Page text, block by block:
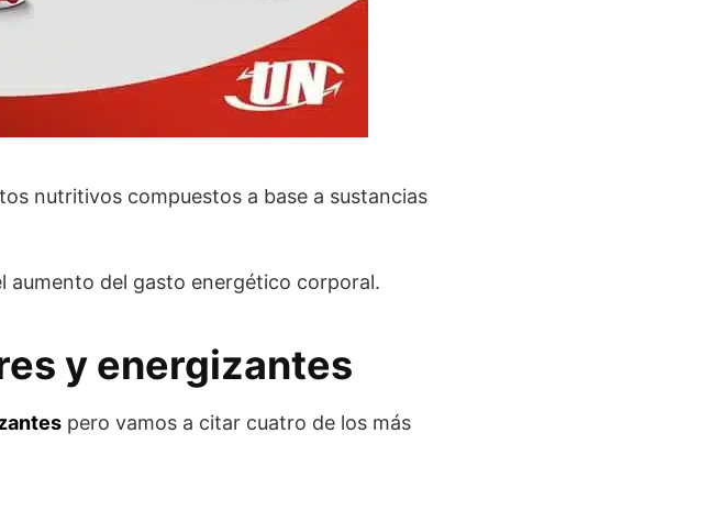
nutritivos compuestos a base a sustancias
aumento del gasto energético corporal.
y energizantes
pero vamos a citar cuatro de los más